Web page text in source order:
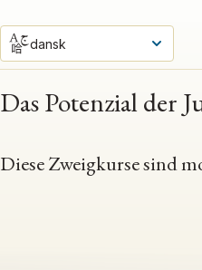
dansk
Das Potenzial der
Diese Zweigkurse sind